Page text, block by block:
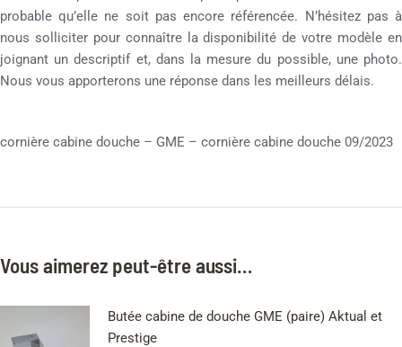
probable qu’elle ne soit pas encore référencée. N’hésitez pas à
nous solliciter pour connaître la disponibilité de votre modèle en
joignant un descriptif et, dans la mesure du possible, une photo.
Nous vous apporterons une réponse dans les meilleurs délais.
cornière cabine douche – GME – cornière cabine douche 09/2023
Vous aimerez peut-être aussi…
Butée cabine de douche GME (paire) Aktual et
Prestige